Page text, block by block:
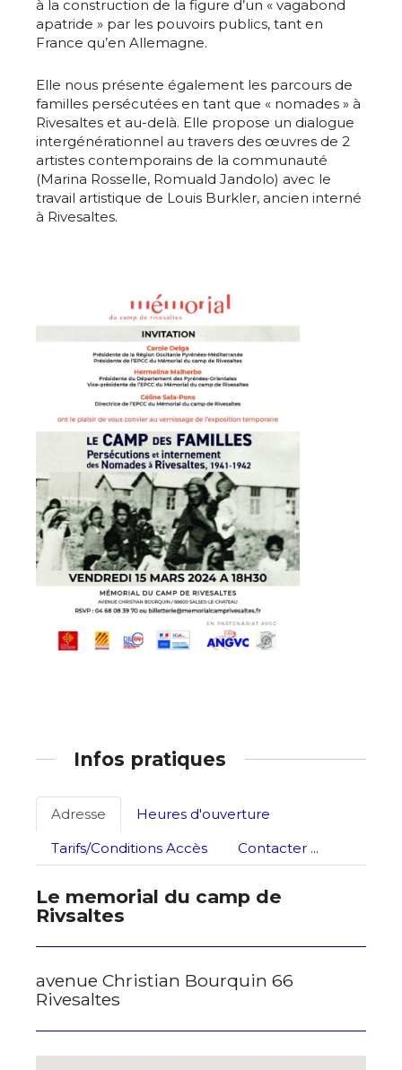
Adresse email*
Nom
Prénom
Statut / Organisation
J'accepte lestermes et conditions
Adresse email*
Nom
Prénom
J'accepte les termes et conditions
* Champ obligatoire
à la construction de la figure d’un « vagabond
apatride » par les pouvoirs publics, tant en
France qu’en Allemagne.
Elle nous présente également les parcours de
familles persécutées en tant que « nomades » à
Rivesaltes et au-delà. Elle propose un dialogue
intergénérationnel au travers des œuvres de 2
artistes contemporains de la communauté
(Marina Rosselle, Romuald Jandolo) avec le
travail artistique de Louis Burkler, ancien interné
à Rivesaltes.
Infos pratiques
Adresse
Heures d'ouverture
Tarifs/Conditions Accès
Contacter ...
Le memorial du camp de
Rivsaltes
avenue Christian Bourquin 66
Rivesaltes